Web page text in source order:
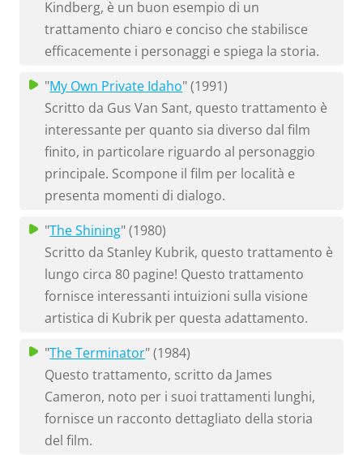
Kindberg, è un buon esempio di un
trattamento chiaro e conciso che stabilisce
efficacemente i personaggi e spiega la storia.
"My Own Private Idaho" (1991)
Scritto da Gus Van Sant, questo trattamento è
interessante per quanto sia diverso dal film
finito, in particolare riguardo al personaggio
principale. Scompone il film per località e
presenta momenti di dialogo.
"The Shining" (1980)
Scritto da Stanley Kubrik, questo trattamento è
lungo circa 80 pagine! Questo trattamento
fornisce interessanti intuizioni sulla visione
artistica di Kubrik per questa adattamento.
"The Terminator" (1984)
Questo trattamento, scritto da James
Cameron, noto per i suoi trattamenti lunghi,
fornisce un racconto dettagliato della storia
del film.